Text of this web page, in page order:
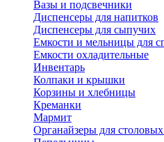
Вазы и подсвечники
Диспенсеры для напитков
Диспенсеры для сыпучих
Емкости и мельницы для
Емкости охладительные
Инвентарь
Колпаки и крышки
Корзины и хлебницы
Креманки
Мармит
Органайзеры для